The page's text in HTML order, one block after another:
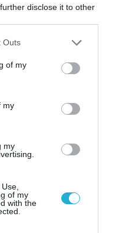
disclose it to other
one or more Google
You may click to
its third-party tags to
in below Google
Outs
of my
my
my
of my
with the
στην
χώρους